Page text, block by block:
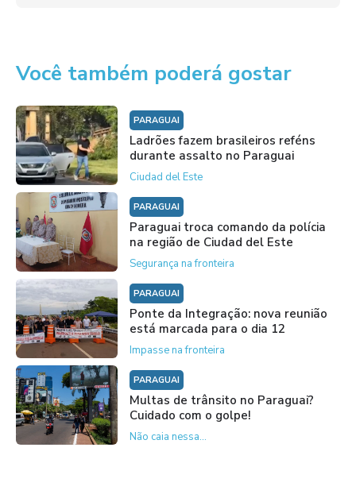
Você também poderá gostar
PARAGUAI
Ladrões fazem brasileiros reféns
durante assalto no Paraguai
Ciudad del Este
PARAGUAI
Paraguai troca comando da polícia
na região de Ciudad del Este
Segurança na fronteira
PARAGUAI
Ponte da Integração: nova reunião
está marcada para o dia 12
Impasse na fronteira
PARAGUAI
Multas de trânsito no Paraguai?
Cuidado com o golpe!
Não caia nessa...